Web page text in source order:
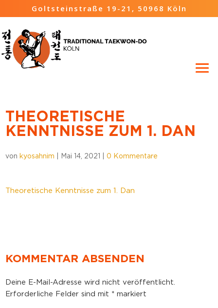
Goltsteinstraße 19-21, 50968 Köln
THEORETISCHE
KENNTNISSE ZUM 1. DAN
von kyosahnim Mai 14, 2021 |0 Kommentare
Theoretische Kenntnisse zum 1. Dan
KOMMENTAR ABSENDEN
Deine E-Mail-Adresse wird nicht veröffentlicht.
Erforderliche Felder sind mit * markiert